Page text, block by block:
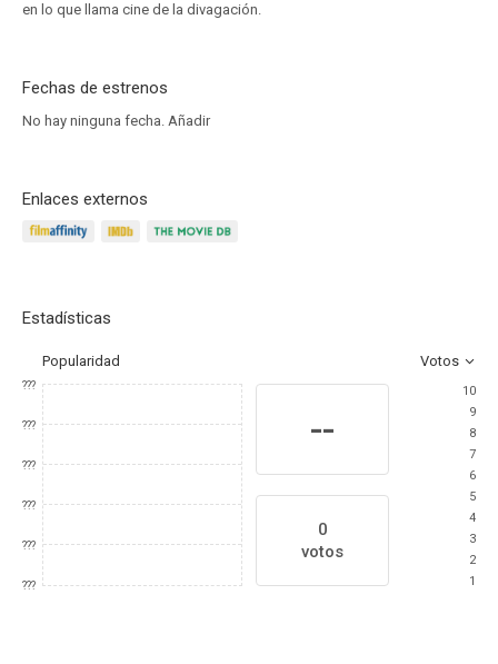
en lo que llama cine de la divagación.
Fechas de estrenos
No hay ninguna fecha. Añadir
Enlaces externos
Estadísticas
Popularidad Votos
???
???
???
???
???
???
--
0
votos
10
9
8
7
6
5
4
3
2
1